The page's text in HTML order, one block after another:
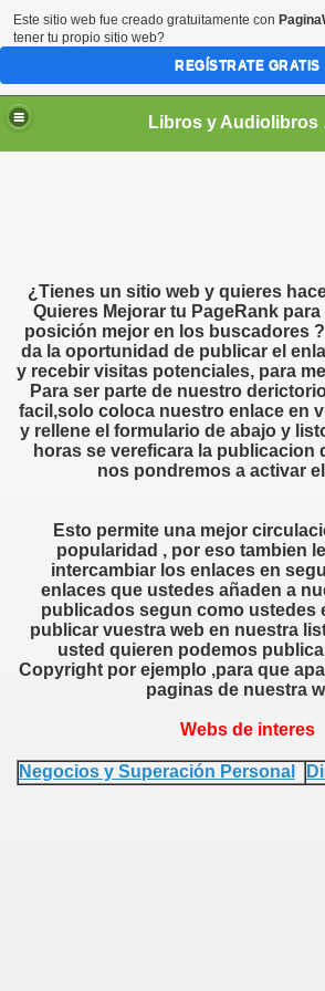
¿Tienes un sitio web y quieres
Quieres Mejorar tu PageRank
posición mejor en los buscadores
da la oportunidad de publicar el
y recebir visitas potenciales, para
Para ser parte de nuestro
facil,solo coloca nuestro enlace en
y rellene el formulario de abajo y
horas se vereficara la
nos pondremos a activar
Esto permite una mejor
popularidad , por eso tambien
intercambiar los enlaces en
enlaces que ustedes añaden a
publicados segun como ustedes
publicar vuestra web en nuestra
usted quieren podemos
Copyright por ejemplo ,para que
paginas de nuestra
Webs de interes
Negocios y Superación Personal
Este sitio web fue creado gratuitamente con
tener tu propio sitio web?
REGÍSTRATE GRATIS